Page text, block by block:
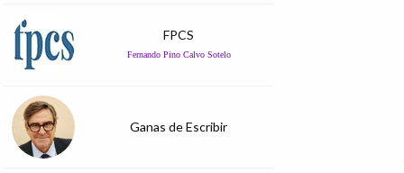
FPCS
Fernando Pino Calvo Sotelo
Ganas de Escribir